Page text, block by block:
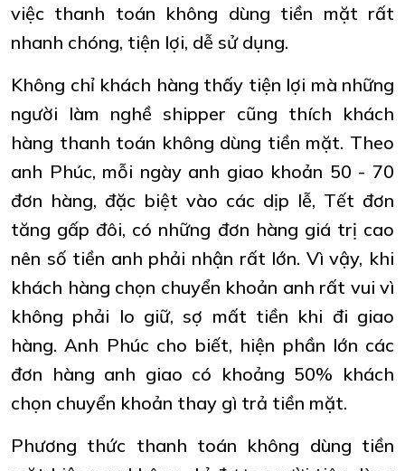
việc thanh toán không dùng tiền mặt rất
nhanh chóng, tiện lợi, dễ sử dụng.
Không chỉ khách hàng thấy tiện lợi mà những
người làm nghề shipper cũng thích khách
hàng thanh toán không dùng tiền mặt. Theo
anh Phúc, mỗi ngày anh giao khoản 50 - 70
đơn hàng, đặc biệt vào các dịp lễ, Tết đơn
tăng gấp đôi, có những đơn hàng giá trị cao
nên số tiền anh phải nhận rất lớn. Vì vậy, khi
khách hàng chọn chuyển khoản anh rất vui vì
không phải lo giữ, sợ mất tiền khi đi giao
hàng. Anh Phúc cho biết, hiện phần lớn các
đơn hàng anh giao có khoảng 50% khách
chọn chuyển khoản thay gì trả tiền mặt.
Phương thức thanh toán không dùng tiền